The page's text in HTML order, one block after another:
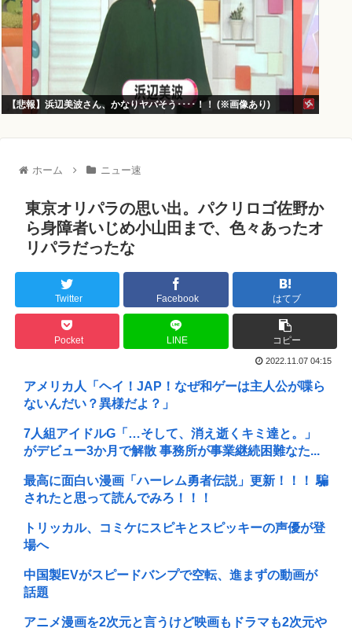
【悲報】浜辺美波さん、かなりヤバそう････！！ (※画像あり)
ホーム ニュー速
東京オリパラの思い出。パクリロゴ佐野か
ら身障者いじめ小山田まで、色々あったオ
リパラだったな
Twitter Facebook はてブ
Pocket LINE コピー
2022.11.07 04:15
アメリカ人「ヘイ！JAP！なぜ和ゲーは主人公が喋ら
ないんだい？異様だよ？」
7人組アイドルG「…そして、消え逝くキミ達と。」
がデビュー3か月で解散 事務所が事業継続困難なた...
最高に面白い漫画「ハーレム勇者伝説」更新！！！ 騙
されたと思って読んでみろ！！！
トリッカル、コミケにスピキとスピッキーの声優が登
場へ
中国製EVがスピードバンプで空転、進まずの動画が
話題
アニメ漫画を2次元と言うけど映画もドラマも2次元や